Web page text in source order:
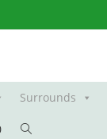
Surrounds
Toggle